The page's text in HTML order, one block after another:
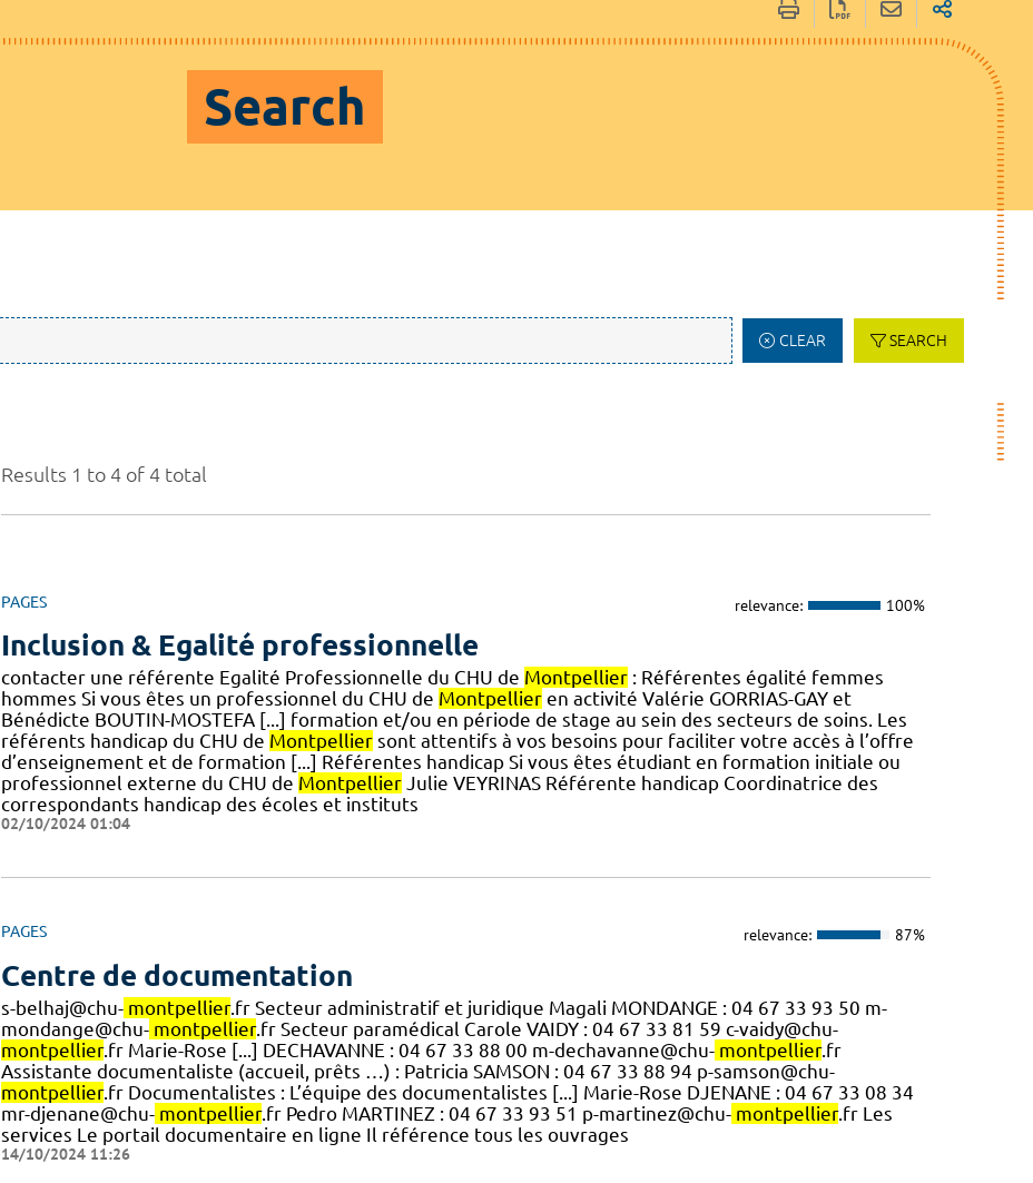
Search
CLEAR SEARCH
Results 1 to 4 of 4 total
PAGES relevance: 100%
Inclusion & Egalité professionnelle
contacter une référente Egalité Professionnelle du CHU de Montpellier: Référentes égalité femmes
hommes Si vous êtes un professionnel du CHU de Montpellieren activité Valérie GORRIAS-GAY et
Bénédicte BOUTIN-MOSTEFA [...] formation et/ou en période de stage au sein des secteurs de soins. Les
référents handicap du CHU de Montpelliersont attentifs à vos besoins pour faciliter votre accès à l’offre
d’enseignement et de formation [...] Référentes handicap Si vous êtes étudiant en formation initiale ou
professionnel externe du CHU de MontpellierJulie VEYRINAS Référente handicap Coordinatrice des
correspondants handicap des écoles et instituts
02/10/2024 01:04
PAGES relevance: 87%
Centre de documentation
s-belhaj@chu- montpellier.fr Secteur administratif et juridique Magali MONDANGE : 04 67 33 93 50 m-
mondange@chu- montpellier.fr Secteur paramédical Carole VAIDY : 04 67 33 81 59 c-vaidy@chu-
montpellier.fr Marie-Rose [...] DECHAVANNE : 04 67 33 88 00 m-dechavanne@chu- montpellier.fr
Assistante documentaliste (accueil, prêts …) : Patricia SAMSON : 04 67 33 88 94 p-samson@chu-
montpellier.fr Documentalistes : L’équipe des documentalistes [...] Marie-Rose DJENANE : 04 67 33 08 34
mr-djenane@chu- montpellier.fr Pedro MARTINEZ : 04 67 33 93 51 p-martinez@chu- montpellier.fr Les
services Le portail documentaire en ligne Il référence tous les ouvrages
14/10/2024 11:26